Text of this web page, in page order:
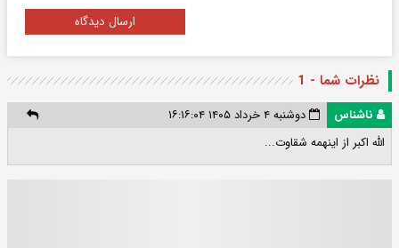
ارسال دیدگاه
نظرات شما - 1
ناشناس
دوشنبه ۴ خرداد ۱۴۰۵ ۱۶:۱۶:۰۴
الله اکبر از اینهمه شقاوت...